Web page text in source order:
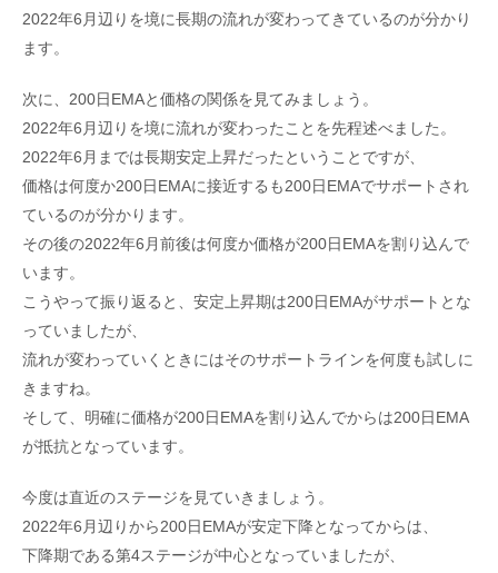
2022年6月辺りを境に長期の流れが変わってきているのが分かり
ます。
次に、200日EMAと価格の関係を見てみましょう。
2022年6月辺りを境に流れが変わったことを先程述べました。
2022年6月までは長期安定上昇だったということですが、
価格は何度か200日EMAに接近するも200日EMAでサポートされ
ているのが分かります。
その後の2022年6月前後は何度か価格が200日EMAを割り込んで
います。
こうやって振り返ると、安定上昇期は200日EMAがサポートとな
っていましたが、
流れが変わっていくときにはそのサポートラインを何度も試しに
きますね。
そして、明確に価格が200日EMAを割り込んでからは200日EMA
が抵抗となっています。
今度は直近のステージを見ていきましょう。
2022年6月辺りから200日EMAが安定下降となってからは、
下降期である第4ステージが中心となっていましたが、